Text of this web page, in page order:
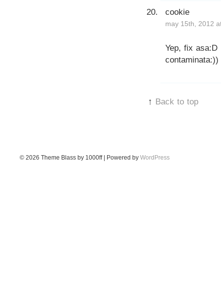
cookie
may 15th, 2012
Yep, fix asa:D
contaminata:))
↑ Back to top
© 2026 Theme Blass by 1000ff | Powered by WordPress